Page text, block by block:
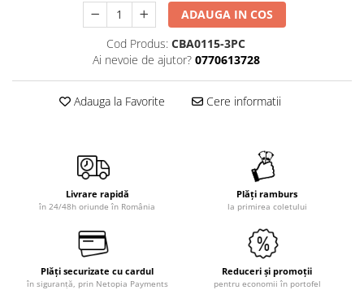
ADAUGA IN COS
Cod Produs: CBA0115-3PC
Ai nevoie de ajutor? 0770613728
Adauga la Favorite Cere informatii
Livrare rapidă
în 24/48h oriunde în România
Plăți ramburs
la primirea coletului
Plăți securizate cu cardul
în siguranță, prin Netopia Payments
Reduceri și promoții
pentru economii în portofel